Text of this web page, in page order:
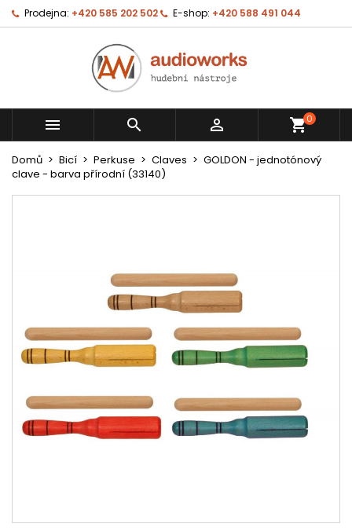
Prodejna: +420 585 202 502 E-shop: +420 588 491 044
   shopping_cart0
Domů Bicí Perkuse Claves
GOLDON - jednotónový
clave - barva přírodní (33140)